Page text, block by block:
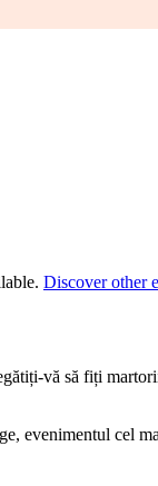
Discover other
vă să fiți
evenimentul cel